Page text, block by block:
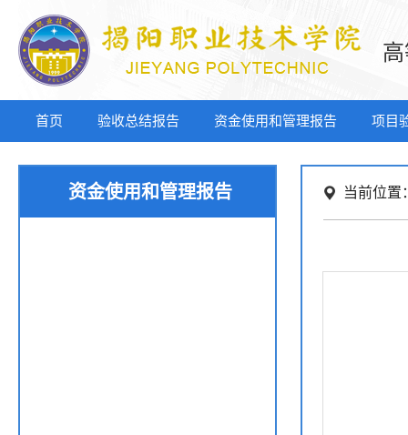
首页 验收总结报告 资金使用和管理报告 项目
资金使用和管理报告 当前位置